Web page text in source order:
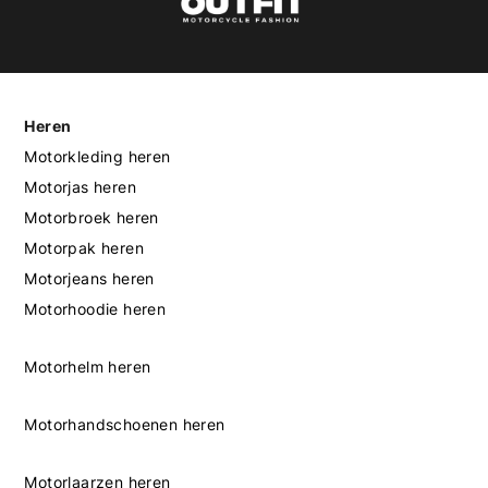
Heren
Motorkleding heren
Motorjas heren
Motorbroek heren
Motorpak heren
Motorjeans heren
Motorhoodie heren
Motorhelm heren
Motorhandschoenen heren
Motorlaarzen heren